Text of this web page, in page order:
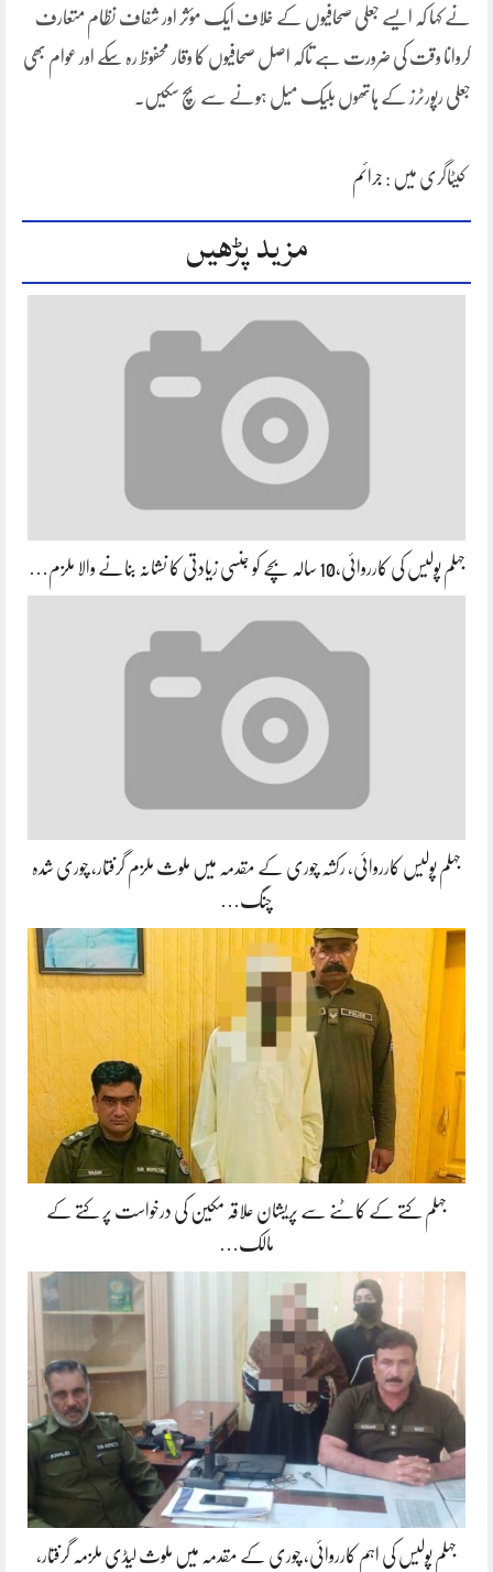
نے کہا کہ ایسے جعلی صحافیوں کے خلاف ایک مؤثر اور شفاف نظام متعارف
کروانا وقت کی ضرورت ہے تاکہ اصل صحافیوں کا وقار محفوظ رہ سکے اور عوام بھی
جعلی رپورٹرز کے ہاتھوں بلیک میل ہونے سے بچ سکیں۔
کیٹاگری میں : جرائم
مزید پڑھیں
جہلم پولیس کی کارروائی،10 سالہ بچے کو جنسی زیادتی کا نشانہ بنانے والا ملزم…
جہلم پولیس کارروائی، رکشہ چوری کے مقدمہ میں ملوث ملزم گرفتار، چوری شدہ
چنگ…
جہلم کتے کے کاٹنے سے پریشان علاقہ مکین کی درخواست پر کتے کے
مالک…
جہلم پولیس کی اہم کارروائی، چوری کے مقدمہ میں ملوث لیڈی ملزمہ گرفتار،